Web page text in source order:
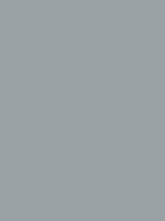
einem
Cookies,
durch
Browser
verwenden